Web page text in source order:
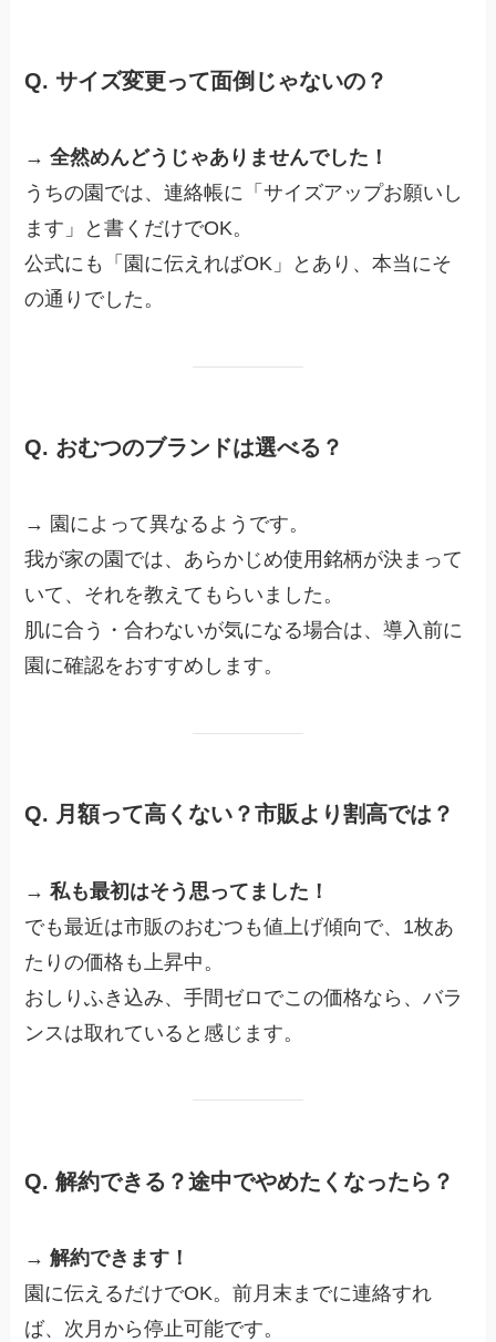
Q. サイズ変更って面倒じゃないの？
→全然めんどうじゃありませんでした！
うちの園では、連絡帳に「サイズアップお願いし
ます」と書くだけでOK。
公式にも「園に伝えればOK」とあり、本当にそ
の通りでした。
Q. おむつのブランドは選べる？
→ 園によって異なるようです。
我が家の園では、あらかじめ使用銘柄が決まって
いて、それを教えてもらいました。
肌に合う・合わないが気になる場合は、導入前に
園に確認をおすすめします。
Q. 月額って高くない？市販より割高では？
→私も最初はそう思ってました！
でも最近は市販のおむつも値上げ傾向で、1枚あ
たりの価格も上昇中。
おしりふき込み、手間ゼロでこの価格なら、バラ
ンスは取れていると感じます。
Q. 解約できる？途中でやめたくなったら？
→解約できます！
園に伝えるだけでOK。前月末までに連絡すれ
ば、次月から停止可能です。